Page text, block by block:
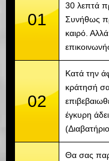
01
30 λεπτά
Συνήθως
καιρό.
02
Κατά την
κράτησή
έγκυρη
Θα σας